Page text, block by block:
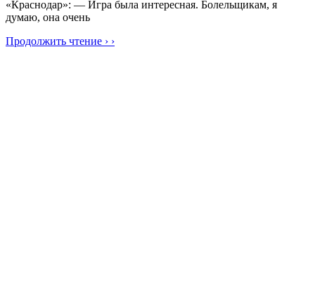
«Краснодар»: — Игра была интересная. Болельщикам, я
думаю, она очень
Продолжить чтение › ›